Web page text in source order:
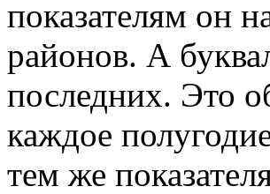
показателям он
районов. А
последних. Это
каждое
тем же